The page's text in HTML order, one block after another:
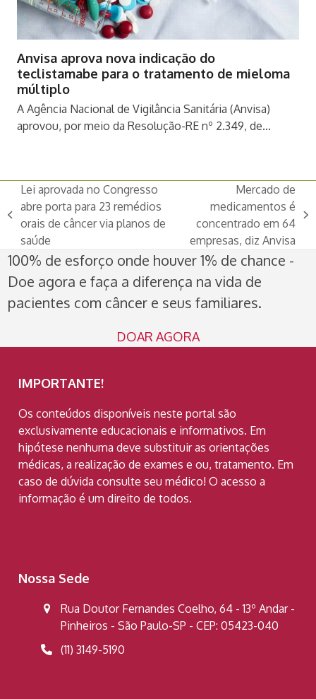
Anvisa aprova nova indicação do
teclistamabe para o tratamento de mieloma
múltiplo
A Agência Nacional de Vigilância Sanitária (Anvisa)
aprovou, por meio da Resolução-RE nº 2.349, de…
previous
post:
Lei aprovada no Congresso
abre porta para 23 remédios
orais de câncer via planos de
saúde
next
post:
Mercado de
medicamentos é
concentrado em 64
empresas, diz Anvisa
100% de esforço onde houver 1% de chance -
Doe agora e faça a diferença na vida de
pacientes com câncer e seus familiares.
DOAR AGORA
IMPORTANTE!
Os conteúdos disponíveis neste portal são
exclusivamente educacionais e informativos. Em
hipótese nenhuma deve substituir as orientações
médicas, a realização de exames e ou, tratamento. Em
caso de dúvida consulte seu médico! O acesso a
informação é um direito de todos.
Nossa Sede
Rua Doutor Fernandes Coelho, 64 - 13º Andar -
Pinheiros - São Paulo-SP - CEP: 05423-040
(11) 3149-5190